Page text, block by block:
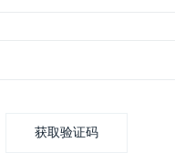
获取验证码